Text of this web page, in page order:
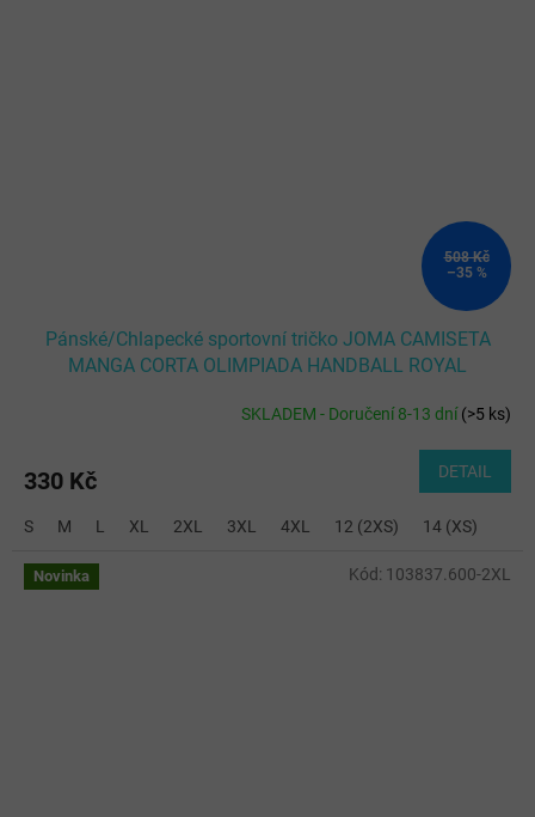
508 Kč
–35 %
Pánské/Chlapecké sportovní tričko JOMA CAMISETA
MANGA CORTA OLIMPIADA HANDBALL ROYAL
SKLADEM - Doručení 8-13 dní(>5 ks)
330 Kč DETAIL
S M L XL 2XL 3XL 4XL 12 (2XS) 14 (XS)
Novinka Kód: 103837.600-2XL